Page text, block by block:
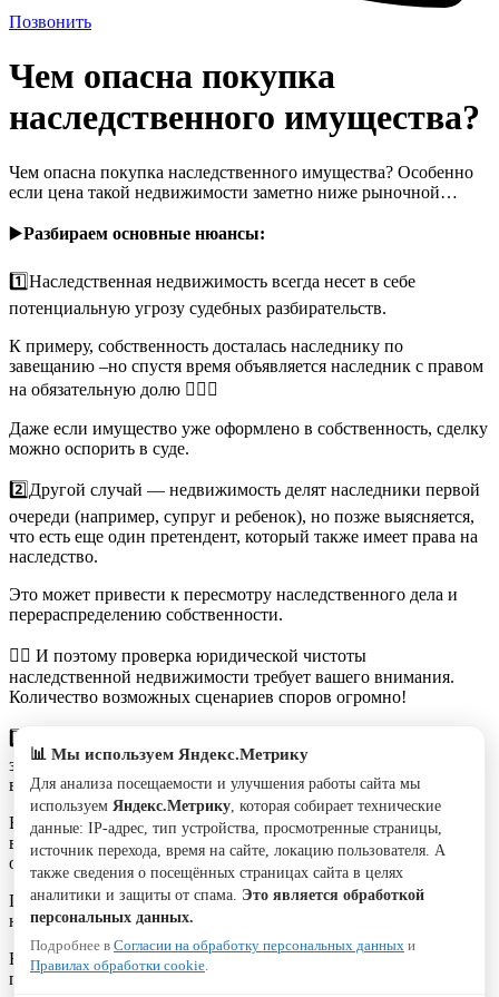
Позвонить
Чем опасна покупка
наследственного имущества?
Чем опасна покупка наследственного имущества? Особенно
если цена такой недвижимости заметно ниже рыночной…
▶️Разбираем основные нюансы:
1️⃣Наследственная недвижимость всегда несет в себе
потенциальную угрозу судебных разбирательств.
К примеру, собственность досталась наследнику по
завещанию –но спустя время объявляется наследник с правом
на обязательную долю 🤷🏻‍♀️
Даже если имущество уже оформлено в собственность, сделку
можно оспорить в суде.
2️⃣Другой случай — недвижимость делят наследники первой
очереди (например, супруг и ребенок), но позже выясняется,
что есть еще один претендент, который также имеет права на
наследство.
Это может привести к пересмотру наследственного дела и
перераспределению собственности.
👉🏻 И поэтому проверка юридической чистоты
наследственной недвижимости требует вашего внимания.
Количество возможных сценариев споров огромно!
3️⃣Еще один риск — просьба продавца указать в договоре
заниженную стоимость объекта, чтобы уменьшить налоговые
выплаты.
В случае аннулирования сделки из-за наследственных споров
вернуть всю сумму, переданную наличными, может быть
очень сложно.
Поэтому, для безопасности в таких сделок лучше обратиться к
юристу.
Юридические услуги в Республике Крым. Юридическая
помощь.
📊 Мы используем Яндекс.Метрику
Для анализа посещаемости и улучшения работы сайта мы
используем Яндекс.Метрику, которая собирает технические
данные: IP-адрес, тип устройства, просмотренные страницы,
источник перехода, время на сайте, локацию пользователя. А
также сведения о посещённых страницах сайта в целях
аналитики и защиты от спама. Это является обработкой
персональных данных.
Подробнее в Согласии на обработку персональных данных и
Правилах обработки cookie.